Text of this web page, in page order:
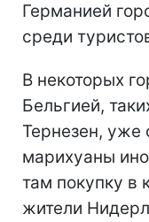
Германией
среди
В некоторых
Бельгией,
Тернезен, уже
марихуаны
там покупку в
жители